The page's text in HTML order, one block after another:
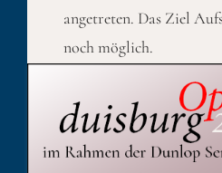
angetreten. Das Ziel
noch möglich.
Published On: 1. Juli